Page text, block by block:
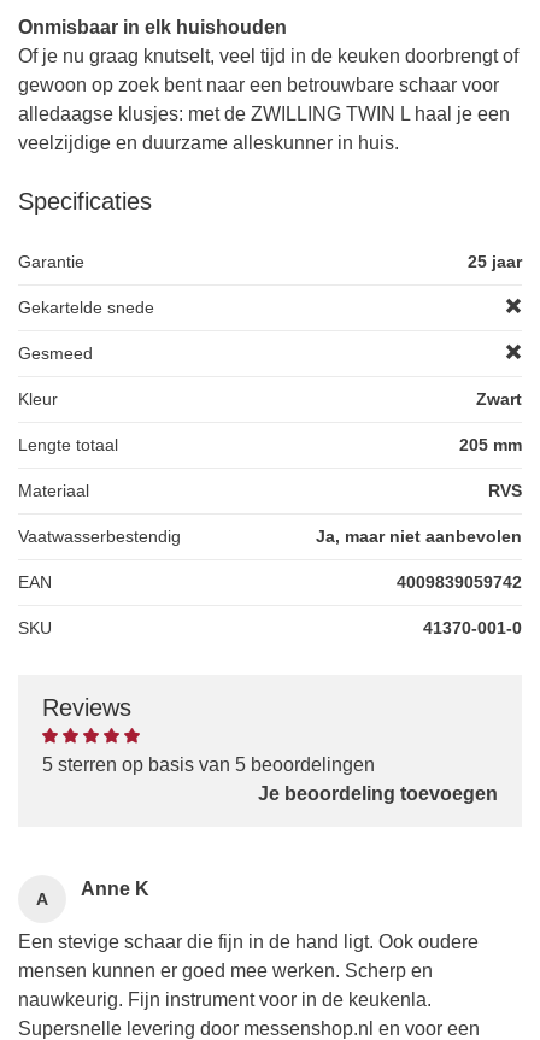
Onmisbaar in elk huishouden
Of je nu graag knutselt, veel tijd in de keuken doorbrengt of
gewoon op zoek bent naar een betrouwbare schaar voor
alledaagse klusjes: met de ZWILLING TWIN L haal je een
veelzijdige en duurzame alleskunner in huis.
Specificaties
Garantie 25 jaar
Gekartelde snede
Gesmeed
Kleur Zwart
Lengte totaal 205 mm
Materiaal RVS
Vaatwasserbestendig Ja, maar niet aanbevolen
EAN 4009839059742
SKU 41370-001-0
Reviews
5 sterren op basis van 5 beoordelingen
Je beoordeling toevoegen
A Anne K
Een stevige schaar die fijn in de hand ligt. Ook oudere
mensen kunnen er goed mee werken. Scherp en
nauwkeurig. Fijn instrument voor in de keukenla.
Supersnelle levering door messenshop.nl en voor een